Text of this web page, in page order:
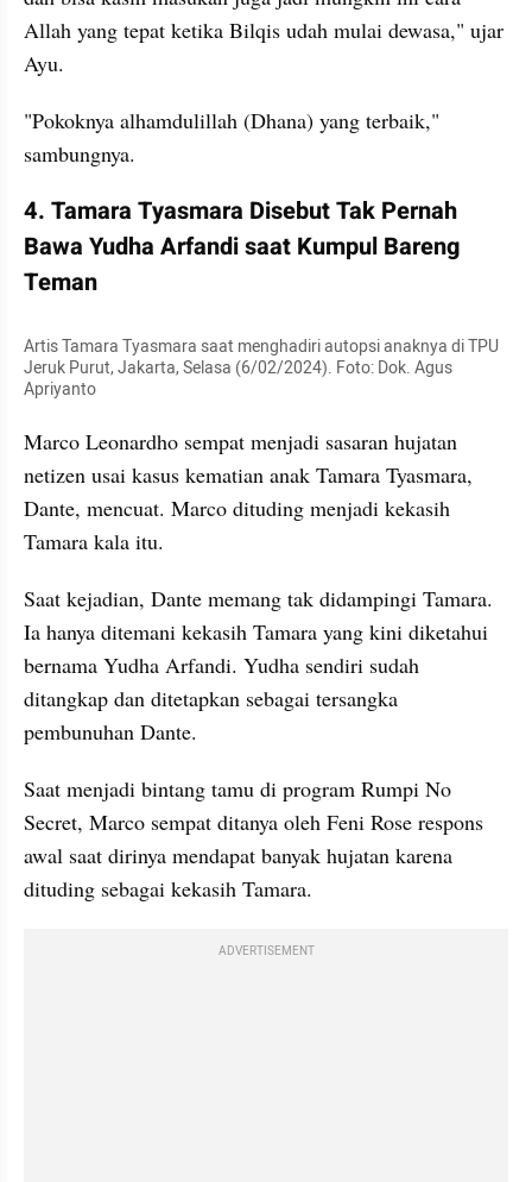
Allah yang tepat ketika Bilqis udah mulai dewasa," ujar
Ayu.
"Pokoknya alhamdulillah (Dhana) yang terbaik,"
sambungnya.
4. Tamara Tyasmara Disebut Tak Pernah
Bawa Yudha Arfandi saat Kumpul Bareng
Teman
Artis Tamara Tyasmara saat menghadiri autopsi anaknya di TPU
Jeruk Purut, Jakarta, Selasa (6/02/2024). Foto: Dok. Agus
Apriyanto
Marco Leonardho sempat menjadi sasaran hujatan
netizen usai kasus kematian anak Tamara Tyasmara,
Dante, mencuat. Marco dituding menjadi kekasih
Tamara kala itu.
Saat kejadian, Dante memang tak didampingi Tamara.
Ia hanya ditemani kekasih Tamara yang kini diketahui
bernama Yudha Arfandi. Yudha sendiri sudah
ditangkap dan ditetapkan sebagai tersangka
pembunuhan Dante.
Saat menjadi bintang tamu di program Rumpi No
Secret, Marco sempat ditanya oleh Feni Rose respons
awal saat dirinya mendapat banyak hujatan karena
dituding sebagai kekasih Tamara.
ADVERTISEMENT